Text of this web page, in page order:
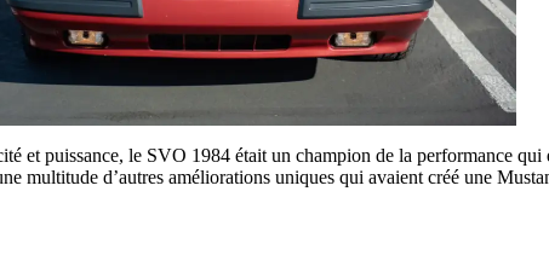
et puissance, le SVO 1984 était un champion de la performance qui
multitude d’autres améliorations uniques qui avaient créé une